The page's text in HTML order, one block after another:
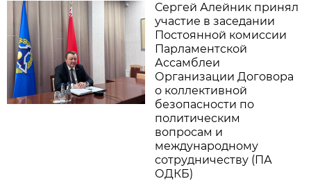
Сергей Алейник принял
участие в заседании
Постоянной комиссии
Парламентской
Ассамблеи
Организации Договора
о коллективной
безопасности по
политическим
вопросам и
международному
сотрудничеству (ПА
ОДКБ)